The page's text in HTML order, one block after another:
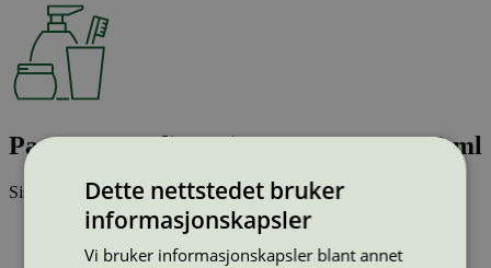
Paragon Nordic Hairspray Strong, 300 ml
Sist oppdatert11 mar 2026
Type: Hårpleie
Lisensnummer: 3090 0335
Dette nettstedet bruker
informasjonskapsler
Vi bruker informasjonskapsler blant annet